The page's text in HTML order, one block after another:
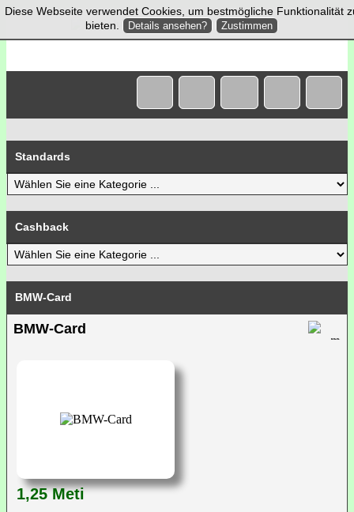
Standards
Cashback
BMW-Card
BMW-Card
1,25 Meti
Diese Webseite verwendet Cookies, um bestmögliche Funktionalität
bieten.
Details ansehen? Zustimmen